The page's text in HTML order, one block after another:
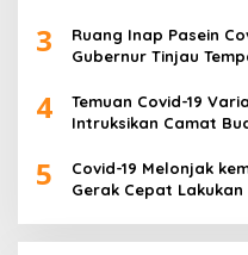
3
Ruang Inap Pasein
Gubernur Tinjau
4
Temuan Covid-19
Intruksikan Camat
5
Covid-19 Melonjak
Gerak Cepat Lakukan